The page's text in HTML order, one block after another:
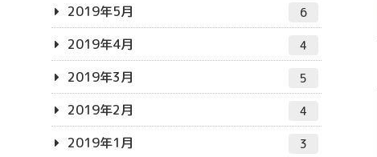
2019年5月 6
2019年4月 4
2019年3月 5
2019年2月 4
2019年1月 3